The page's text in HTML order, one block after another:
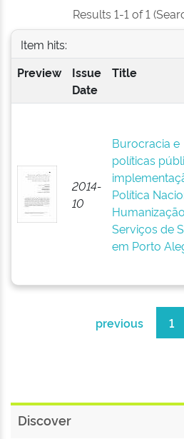
Results 1-1 of 1
Item hits:
Preview
Issue
Date
Title
2014-
10
Burocracia e
políticas
Política
Serviços de
em Porto
previous 1
Discover